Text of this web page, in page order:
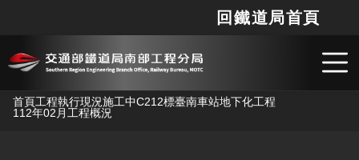
跳到主要內容
回鐵道局首頁
首頁工程執行現況施工中C212標臺南車站地下化工程
112年02月工程概況